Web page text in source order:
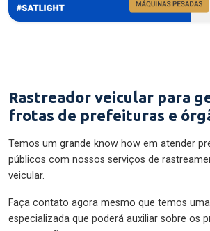
Rastreador veicular para
frotas de prefeituras e
Temos um grande know how em atender
públicos com nossos serviços de
veicular.
Faça contato agora mesmo que temos
especializada que poderá auxiliar sobre os